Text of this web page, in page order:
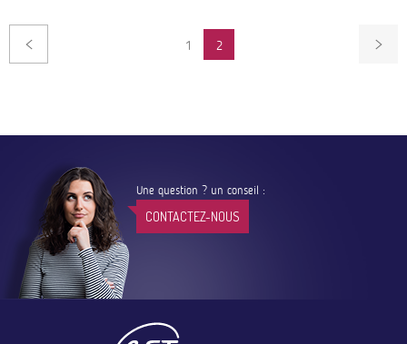
PAGE
1 2
Une question ? un conseil :
CONTACTEZ-NOUS